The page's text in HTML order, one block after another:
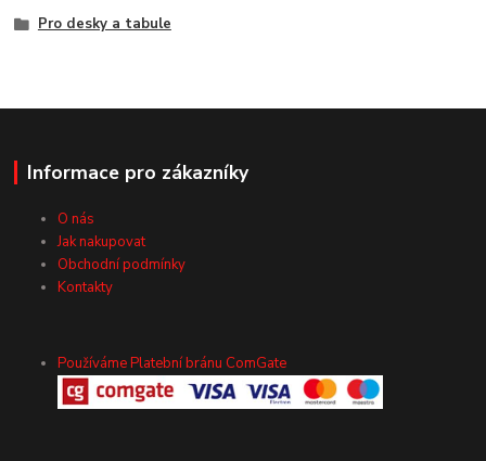
Pro desky a tabule
Informace pro zákazníky
O nás
Jak nakupovat
Obchodní podmínky
Kontakty
Používáme Platební bránu ComGate